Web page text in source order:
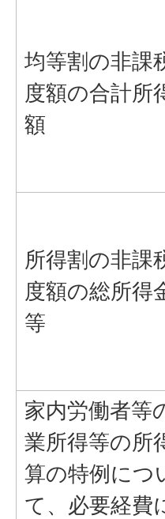
均等割の非課
度額の合計所
額
所得割の非課
度額の総所得
等
家内労働者等
業所得等の所
算の特例につ
て、必要経費